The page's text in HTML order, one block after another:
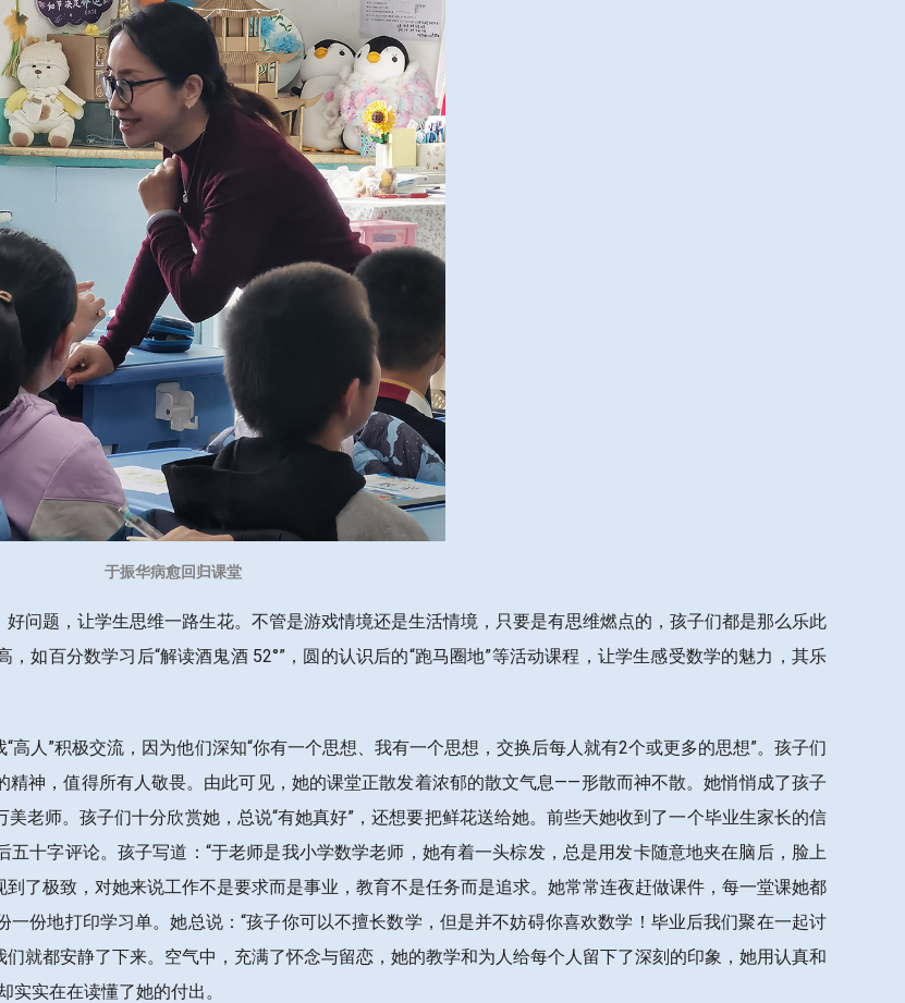
于振华病愈回归课堂
问题，让学生思维一路生花。不管是游戏情境还是生活情境，只要是有思维燃点的，孩子们都是那么乐此
如百分数学习后“解读酒鬼酒 52°”，圆的认识后的“跑马圈地”等活动课程，让学生感受数学的魅力，其乐
人”积极交流，因为他们深知“你有一个思想、我有一个思想，交换后每人就有2个或更多的思想”。孩子们
神，值得所有人敬畏。由此可见，她的课堂正散发着浓郁的散文气息——形散而神不散。她悄悄成了孩子
老师。孩子们十分欣赏她，总说“有她真好”，还想要把鲜花送给她。前些天她收到了一个毕业生家长的信
十字评论。孩子写道：“于老师是我小学数学老师，她有着一头棕发，总是用发卡随意地夹在脑后，脸上
了极致，对她来说工作不是要求而是事业，教育不是任务而是追求。她常常连夜赶做课件，每一堂课她都
份地打印学习单。她总说：“孩子你可以不擅长数学，但是并不妨碍你喜欢数学！毕业后我们聚在一起讨
就都安静了下来。空气中，充满了怀念与留恋，她的教学和为人给每个人留下了深刻的印象，她用认真和
实在在读懂了她的付出。